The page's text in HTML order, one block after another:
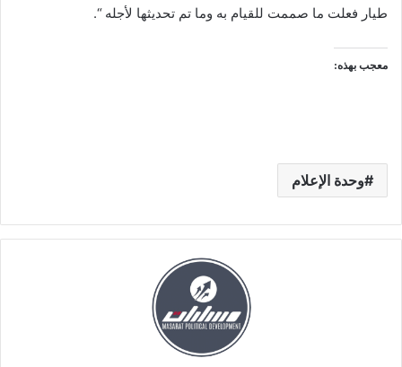
طيار فعلت ما صممت للقيام به وما تم تحديثها لأجله “.
معجب بهذه:
وحدة الإعلام